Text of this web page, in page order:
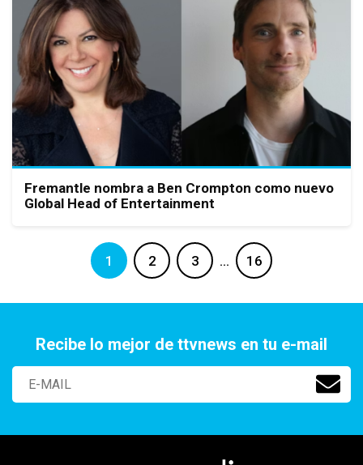
Fremantle nombra a Ben Crompton como nuevo
Global Head of Entertainment
1 2 3 … 16
Recibe lo mejor de ttvnews en tu e-mail